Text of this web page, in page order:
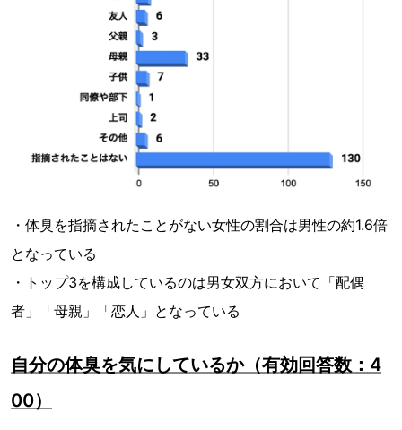
・体臭を指摘されたことがない女性の割合は男性の約1.6倍
となっている
・トップ3を構成しているのは男女双方において「配偶
者」「母親」「恋人」となっている
自分の体臭を気にしているか（有効回答数：4
00）